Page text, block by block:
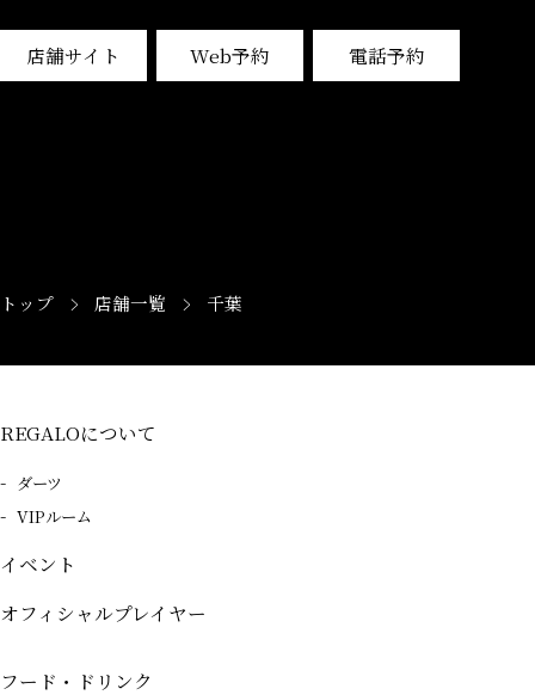
店舗サイト Web予約 電話予約
トップ > 店舗一覧 > 千葉
REGALOについて
ダーツ
VIPルーム
イベント
オフィシャルプレイヤー
フード・ドリンク